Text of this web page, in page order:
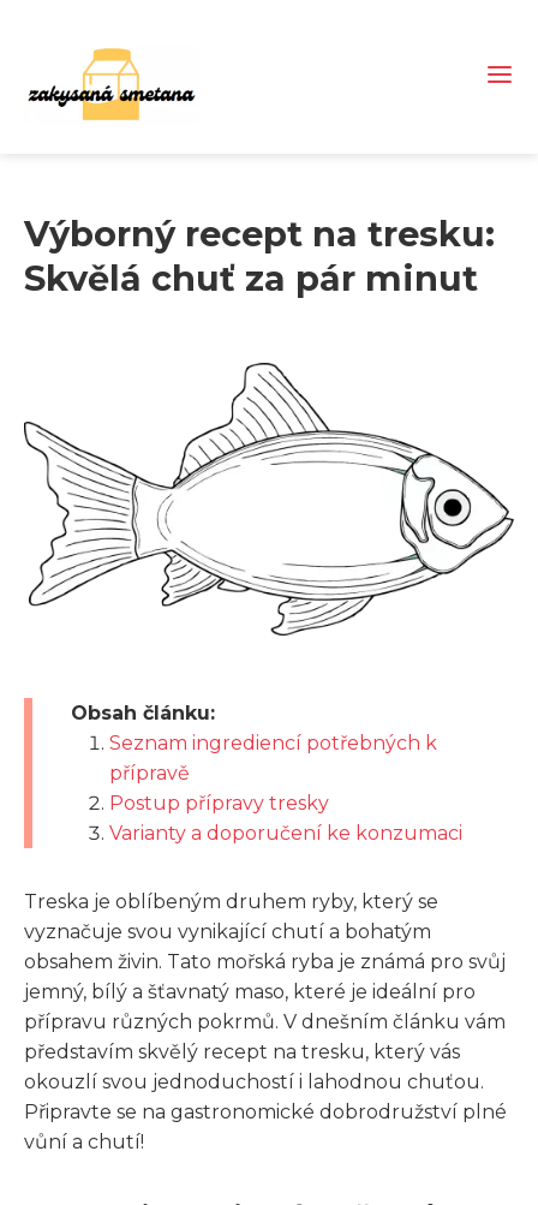
Výborný recept na tresku:
Skvělá chuť za pár minut
Obsah článku:
Seznam ingrediencí potřebných k
přípravě
Postup přípravy tresky
Varianty a doporučení ke konzumaci
Treska je oblíbeným druhem ryby, který se
vyznačuje svou vynikající chutí a bohatým
obsahem živin. Tato mořská ryba je známá pro svůj
jemný, bílý a šťavnatý maso, které je ideální pro
přípravu různých pokrmů. V dnešním článku vám
představím skvělý recept na tresku, který vás
okouzlí svou jednoduchostí i lahodnou chuťou.
Připravte se na gastronomické dobrodružství plné
vůní a chutí!